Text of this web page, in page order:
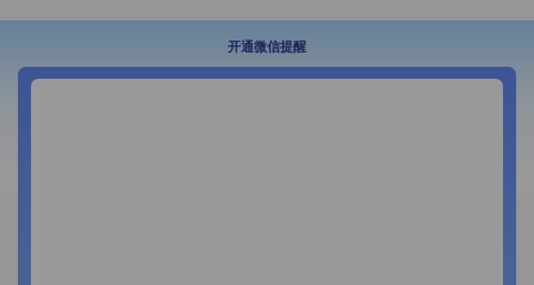
开通微信提醒